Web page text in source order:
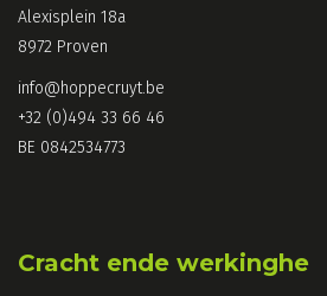
Alexisplein 18a
8972 Proven
info@hoppecruyt.be
+32 (0)494 33 66 46
BE 0842534773
Cracht ende werkinghe